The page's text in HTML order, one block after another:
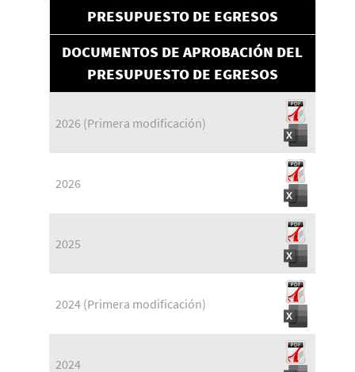
PRESUPUESTO DE EGRESOS
DOCUMENTOS DE APROBACIÓN DEL
PRESUPUESTO DE EGRESOS
2026 (Primera modificación)
2026
2025
2024 (Primera modificación)
2024